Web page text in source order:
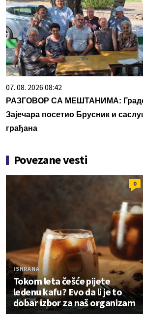
07. 08. 2026 08:42
РАЗГОВОР СА МЕШТАНИМА:
Зајечара посетио Брусник и
грађана
Povezane vesti
0
ISHRANA
Tokom leta češće pijete
ledenu kafu? Evo da li je to
dobar izbor za naš organizam